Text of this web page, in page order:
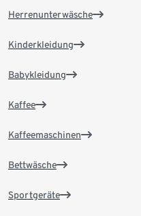
Herrenunterwäsche
Kinderkleidung
Babykleidung
Kaffee
Kaffeemaschinen
Bettwäsche
Sportgeräte